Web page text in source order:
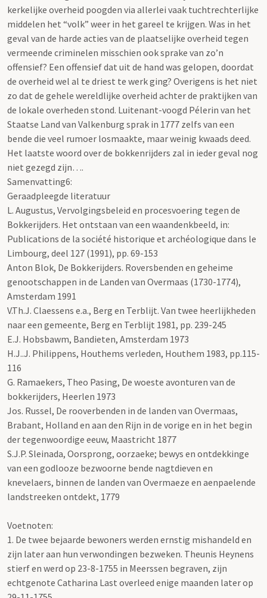
kerkelijke overheid poogden via allerlei vaak tuchtrechterlijke
middelen het “volk” weer in het gareel te krijgen. Was in het
geval van de harde acties van de plaatselijke overheid tegen
vermeende criminelen misschien ook sprake van zo’n
offensief? Een offensief dat uit de hand was gelopen, doordat
de overheid wel al te driest te werk ging? Overigens is het niet
zo dat de gehele wereldlijke overheid achter de praktijken van
de lokale overheden stond. Luitenant-voogd Pélerin van het
Staatse Land van Valkenburg sprak in 1777 zelfs van een
bende die veel rumoer losmaakte, maar weinig kwaads deed.
Het laatste woord over de bokkenrijders zal in ieder geval nog
niet gezegd zijn….
Samenvatting6:
Geraadpleegde literatuur
L. Augustus, Vervolgingsbeleid en procesvoering tegen de
Bokkerijders. Het ontstaan van een waandenkbeeld, in:
Publications de la société historique et archéologique dans le
Limbourg, deel 127 (1991), pp. 69-153
Anton Blok, De Bokkerijders. Roversbenden en geheime
genootschappen in de Landen van Overmaas (1730-1774),
Amsterdam 1991
V.Th.J. Claessens e.a., Berg en Terblijt. Van twee heerlijkheden
naar een gemeente, Berg en Terblijt 1981, pp. 239-245
E.J. Hobsbawm, Bandieten, Amsterdam 1973
H.J..J. Philippens, Houthems verleden, Houthem 1983, pp.115-
116
G. Ramaekers, Theo Pasing, De woeste avonturen van de
bokkerijders, Heerlen 1973
Jos. Russel, De rooverbenden in de landen van Overmaas,
Brabant, Holland en aan den Rijn in de vorige en in het begin
der tegenwoordige eeuw, Maastricht 1877
S.J.P. Sleinada, Oorsprong, oorzaeke; bewys en ontdekkinge
van een godlooze bezwoorne bende nagtdieven en
knevelaers, binnen de landen van Overmaeze en aenpaelende
landstreeken ontdekt, 1779
Voetnoten:
1. De twee bejaarde bewoners werden ernstig mishandeld en
zijn later aan hun verwondingen bezweken. Theunis Heynens
stierf en werd op 23-8-1755 in Meerssen begraven, zijn
echtgenote Catharina Last overleed enige maanden later op